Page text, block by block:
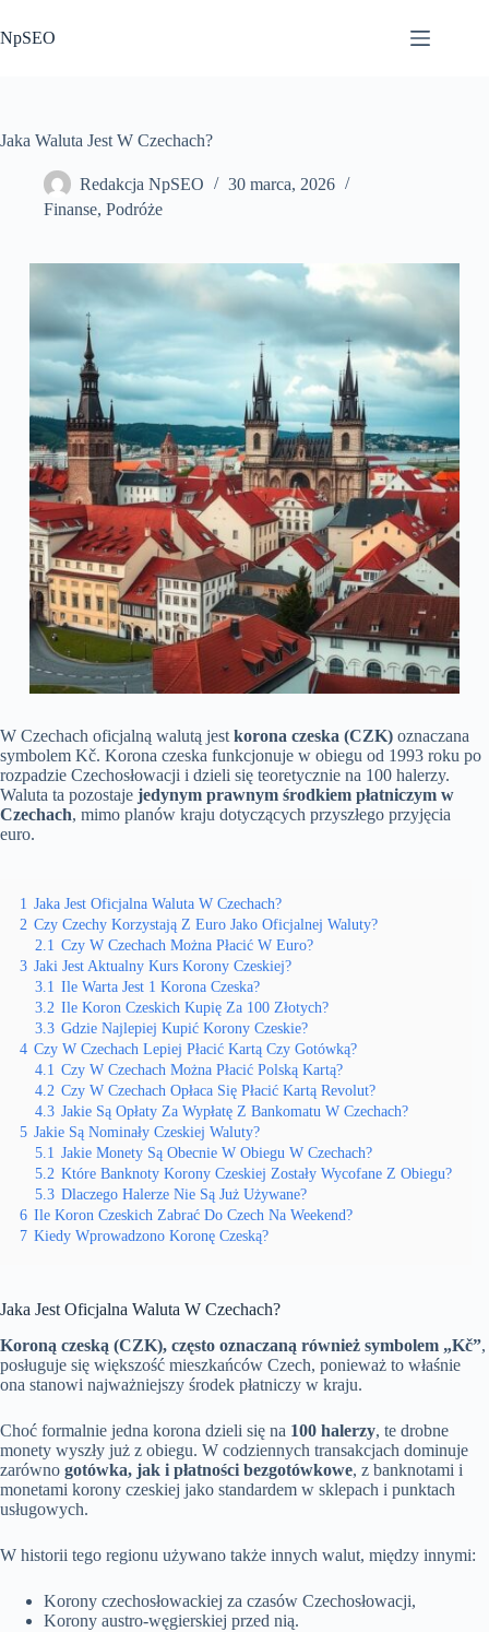
do
treści
NpSEO
Jaka Waluta Jest W Czechach?
Redakcja NpSEO
30 marca, 2026
Finanse, Podróże
W Czechach oficjalną walutą jest korona czeska (CZK) oznaczana
symbolem Kč. Korona czeska funkcjonuje w obiegu od 1993 roku po
rozpadzie Czechosłowacji i dzieli się teoretycznie na 100 halerzy.
Waluta ta pozostaje jedynym prawnym środkiem płatniczym w
Czechach, mimo planów kraju dotyczących przyszłego przyjęcia
euro.
1 Jaka Jest Oficjalna Waluta W Czechach?
2 Czy Czechy Korzystają Z Euro Jako Oficjalnej Waluty?
2.1 Czy W Czechach Można Płacić W Euro?
3 Jaki Jest Aktualny Kurs Korony Czeskiej?
3.1 Ile Warta Jest 1 Korona Czeska?
3.2 Ile Koron Czeskich Kupię Za 100 Złotych?
3.3 Gdzie Najlepiej Kupić Korony Czeskie?
4 Czy W Czechach Lepiej Płacić Kartą Czy Gotówką?
4.1 Czy W Czechach Można Płacić Polską Kartą?
4.2 Czy W Czechach Opłaca Się Płacić Kartą Revolut?
4.3 Jakie Są Opłaty Za Wypłatę Z Bankomatu W Czechach?
5 Jakie Są Nominały Czeskiej Waluty?
5.1 Jakie Monety Są Obecnie W Obiegu W Czechach?
5.2 Które Banknoty Korony Czeskiej Zostały Wycofane Z Obiegu?
5.3 Dlaczego Halerze Nie Są Już Używane?
6 Ile Koron Czeskich Zabrać Do Czech Na Weekend?
7 Kiedy Wprowadzono Koronę Czeską?
Jaka Jest Oficjalna Waluta W Czechach?
Koroną czeską (CZK), często oznaczaną również symbolem „Kč”,
posługuje się większość mieszkańców Czech, ponieważ to właśnie
ona stanowi najważniejszy środek płatniczy w kraju.
Choć formalnie jedna korona dzieli się na 100 halerzy, te drobne
monety wyszły już z obiegu. W codziennych transakcjach dominuje
zarówno gotówka, jak i płatności bezgotówkowe, z banknotami i
monetami korony czeskiej jako standardem w sklepach i punktach
usługowych.
W historii tego regionu używano także innych walut, między innymi:
Korony czechosłowackiej za czasów Czechosłowacji,
Korony austro-węgierskiej przed nią.